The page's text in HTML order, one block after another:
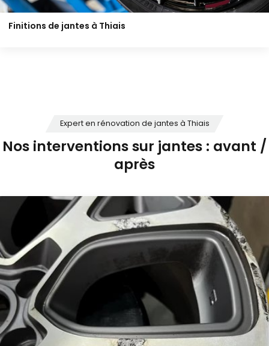
Finitions de jantes à Thiais
Nos interventions sur jantes : avant /
après
Expert en rénovation de jantes à Thiais